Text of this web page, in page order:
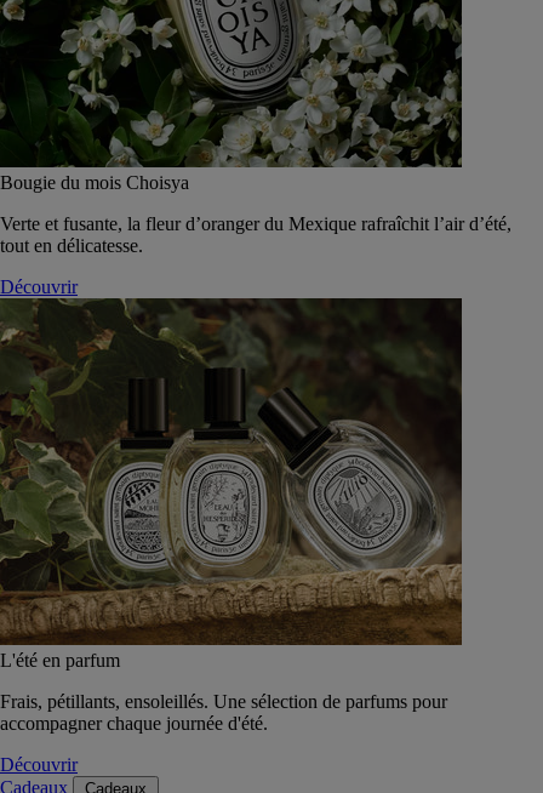
Bougie du mois Choisya
Verte et fusante, la fleur d’oranger du Mexique rafraîchit l’air d’été,
tout en délicatesse.
Découvrir
L'été en parfum
Frais, pétillants, ensoleillés. Une sélection de parfums pour
accompagner chaque journée d'été.
Découvrir
Cadeaux
Cadeaux